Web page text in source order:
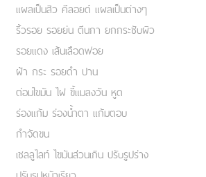
แผลเป็นสิว คีลอยด์ แผลเป็นต่างๆ
ริ้วรอย รอยย่น ตีนกา ยกกระชับผิว
รอยแดง เส้นเลือดฟอย
ฝ้า กระ รอยดำ ปาน
ต่อมไขมัน ไฝ ขี้แมลงวัน หูด
ร่องแก้ม ร่องน้ำตา แก้มตอบ
กำจัดขน
เชลลูไลท์ ไขมันส่วนเกิน ปรับรูปร่าง